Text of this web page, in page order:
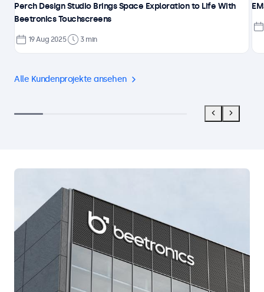
Alle Kundenprojekte ansehen
Perch Design Studio Brings Space Exploration to Life With
Beetronics Touchscreens
19 Aug 2025 3 min